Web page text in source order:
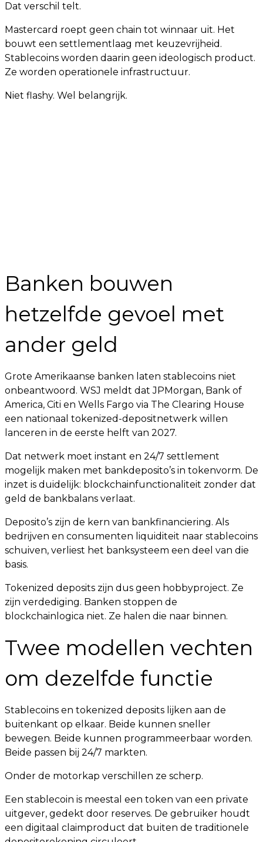
Dat verschil telt.
Mastercard roept geen chain tot winnaar uit. Het
bouwt een settlementlaag met keuzevrijheid.
Stablecoins worden daarin geen ideologisch product.
Ze worden operationele infrastructuur.
Niet flashy. Wel belangrijk.
Banken bouwen
hetzelfde gevoel met
ander geld
Grote Amerikaanse banken laten stablecoins niet
onbeantwoord. WSJ meldt dat JPMorgan, Bank of
America, Citi en Wells Fargo via The Clearing House
een nationaal tokenized-depositnetwerk willen
lanceren in de eerste helft van 2027.
Dat netwerk moet instant en 24/7 settlement
mogelijk maken met bankdeposito’s in tokenvorm. De
inzet is duidelijk: blockchainfunctionaliteit zonder dat
geld de bankbalans verlaat.
Deposito’s zijn de kern van bankfinanciering. Als
bedrijven en consumenten liquiditeit naar stablecoins
schuiven, verliest het banksysteem een deel van die
basis.
Tokenized deposits zijn dus geen hobbyproject. Ze
zijn verdediging. Banken stoppen de
blockchainlogica niet. Ze halen die naar binnen.
Twee modellen vechten
om dezelfde functie
Stablecoins en tokenized deposits lijken aan de
buitenkant op elkaar. Beide kunnen sneller
bewegen. Beide kunnen programmeerbaar worden.
Beide passen bij 24/7 markten.
Onder de motorkap verschillen ze scherp.
Een stablecoin is meestal een token van een private
uitgever, gedekt door reserves. De gebruiker houdt
een digitaal claimproduct dat buiten de traditionele